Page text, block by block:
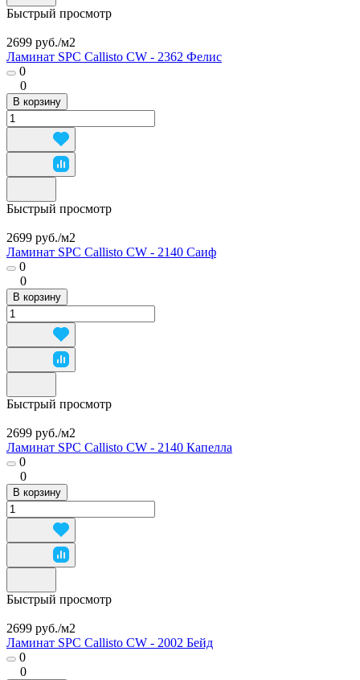
Быстрый просмотр
2699 руб./м2
Ламинат SPC Callisto CW - 2362 Фелис
0
0
В корзину
Быстрый просмотр
2699 руб./м2
Ламинат SPC Callisto CW - 2140 Саиф
0
0
В корзину
Быстрый просмотр
2699 руб./м2
Ламинат SPC Callisto CW - 2140 Капелла
0
0
В корзину
Быстрый просмотр
2699 руб./м2
Ламинат SPC Callisto CW - 2002 Бейд
0
0